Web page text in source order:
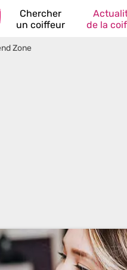
Chercher
un coiffeur
de la
Zone